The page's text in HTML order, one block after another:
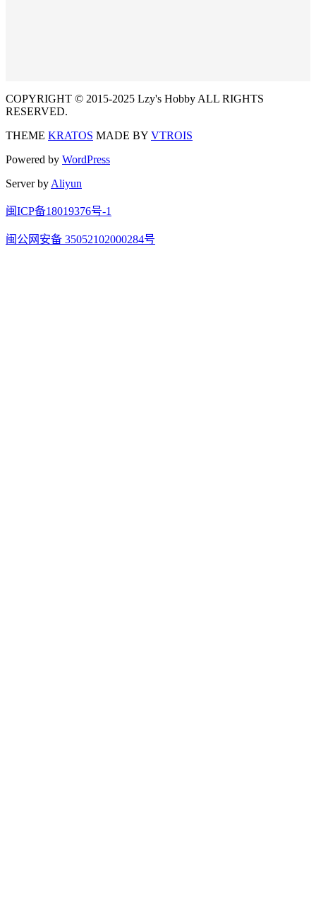
COPYRIGHT © 2015-2025 Lzy's Hobby ALL RIGHTS
RESERVED.
THEME KRATOS MADE BY VTROIS
Powered by WordPress
Server by Aliyun
闽ICP备18019376号-1
闽公网安备 35052102000284号